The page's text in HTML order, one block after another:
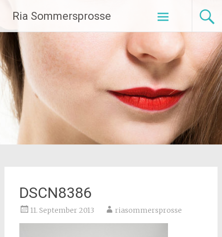
Inhalt
springen
Ria Sommersprosse
DSCN8386
11. September 2013 riasommersprosse